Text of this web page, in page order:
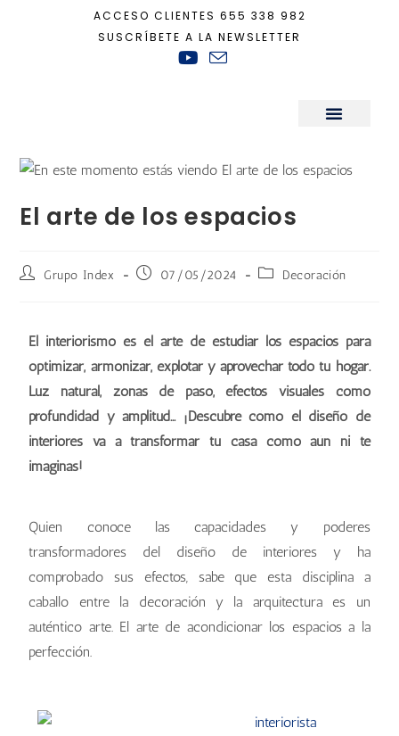
ACCESO CLIENTES 655 338 982
SUSCRÍBETE A LA NEWSLETTER
El arte de los espacios
Grupo Index 07/05/2024 Decoración
El interiorismo es el arte de estudiar los espacios para
optimizar, armonizar, explotar y aprovechar todo tu hogar.
Luz natural, zonas de paso, efectos visuales como
profundidad y amplitud... ¡Descubre cómo el diseño de
interiores va a transformar tu casa como aún ni te
imaginas!
Quien conoce las capacidades y poderes
transformadores del diseño de interiores y ha
comprobado sus efectos, sabe que esta disciplina a
caballo entre la decoración y la arquitectura es un
auténtico arte. El arte de acondicionar los espacios a la
perfección.